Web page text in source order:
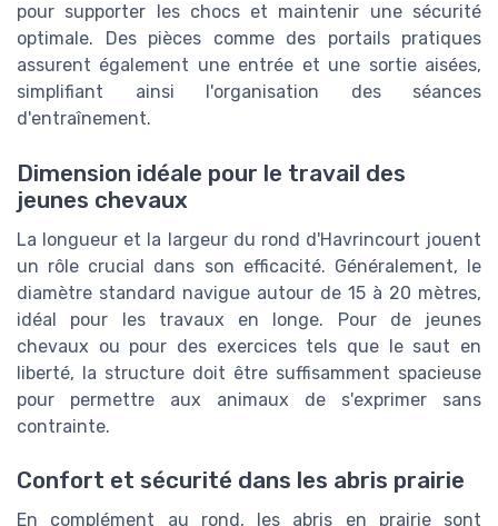
pour supporter les chocs et maintenir une sécurité
optimale. Des pièces comme des portails pratiques
assurent également une entrée et une sortie aisées,
simplifiant ainsi l'organisation des séances
d'entraînement.
Dimension idéale pour le travail des
jeunes chevaux
La longueur et la largeur du rond d'Havrincourt jouent
un rôle crucial dans son efficacité. Généralement, le
diamètre standard navigue autour de 15 à 20 mètres,
idéal pour les travaux en longe. Pour de jeunes
chevaux ou pour des exercices tels que le saut en
liberté, la structure doit être suffisamment spacieuse
pour permettre aux animaux de s'exprimer sans
contrainte.
Confort et sécurité dans les abris prairie
En complément au rond, les abris en prairie sont